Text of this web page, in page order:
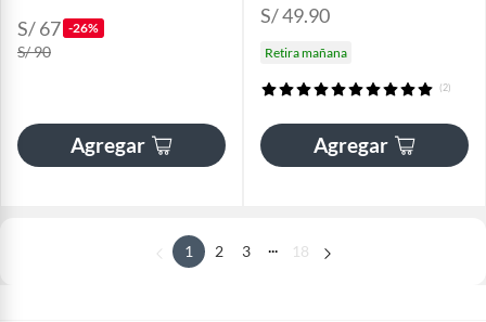
S/ 67 -26%
S/ 90
Agregar
S/ 49.90
Retira mañana
(2)
Agregar
1 2 3 ... 18